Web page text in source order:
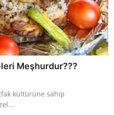
Meşhurdur???
kültürüne sahip